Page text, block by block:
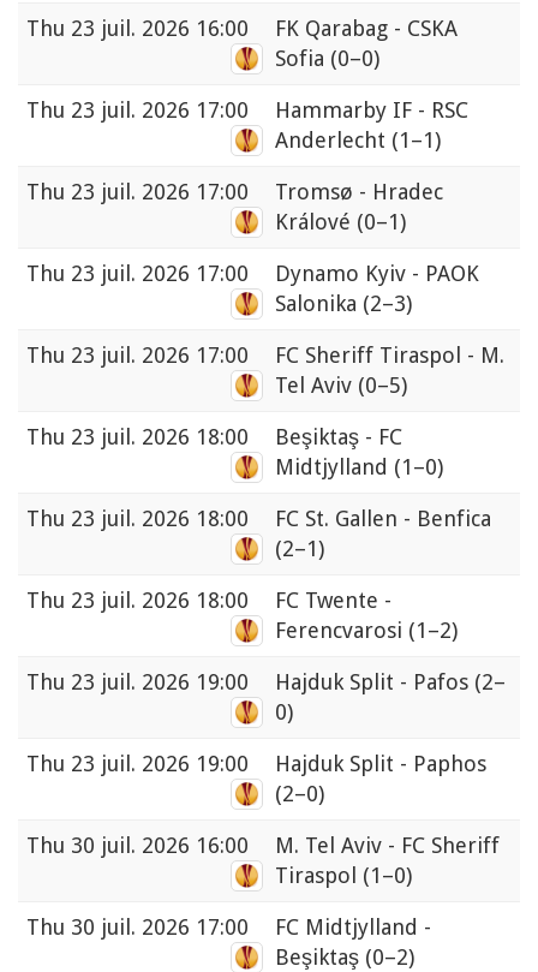
Thu 23 juil. 2026 16:00
FK Qarabag - CSKA
Sofia (0–0)
Thu 23 juil. 2026 17:00
Hammarby IF - RSC
Anderlecht (1–1)
Thu 23 juil. 2026 17:00
Tromsø - Hradec
Králové (0–1)
Thu 23 juil. 2026 17:00
Dynamo Kyiv - PAOK
Salonika (2–3)
Thu 23 juil. 2026 17:00
FC Sheriff Tiraspol - M.
Tel Aviv (0–5)
Thu 23 juil. 2026 18:00
Beşiktaş - FC
Midtjylland (1–0)
Thu 23 juil. 2026 18:00
FC St. Gallen - Benfica
(2–1)
Thu 23 juil. 2026 18:00
FC Twente -
Ferencvarosi (1–2)
Thu 23 juil. 2026 19:00 Hajduk Split - Pafos (2–
0)
Thu 23 juil. 2026 19:00
Hajduk Split - Paphos
(2–0)
Thu 30 juil. 2026 16:00
M. Tel Aviv - FC Sheriff
Tiraspol (1–0)
Thu 30 juil. 2026 17:00
FC Midtjylland -
Beşiktaş (0–2)